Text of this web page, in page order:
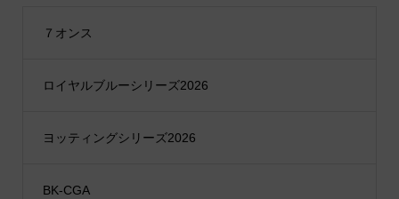
７オンス
ロイヤルブルーシリーズ2026
ヨッティングシリーズ2026
BK-CGA